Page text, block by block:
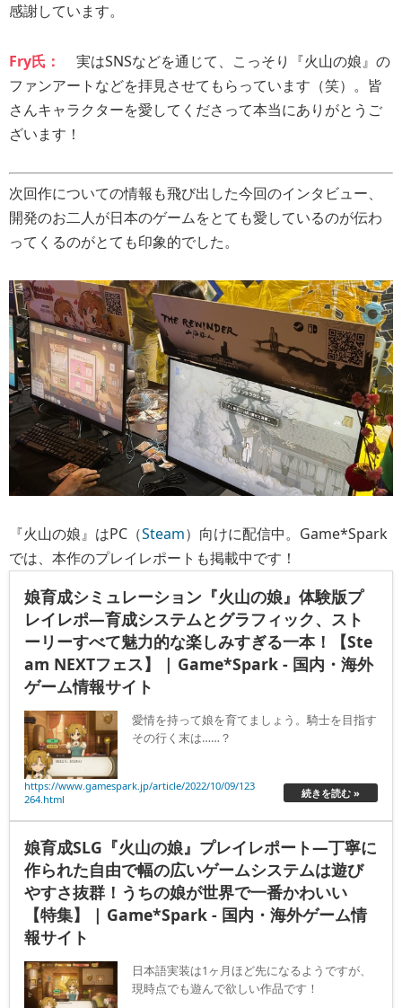
感謝しています。
Fry氏：
実はSNSなどを通じて、こっそり『火山の娘』の
ファンアートなどを拝見させてもらっています（笑）。皆
さんキャラクターを愛してくださって本当にありがとうご
ざいます！
次回作についての情報も飛び出した今回のインタビュー、
開発のお二人が日本のゲームをとても愛しているのが伝わ
ってくるのがとても印象的でした。
『火山の娘』はPC（Steam）向けに配信中。Game*Spark
では、本作のプレイレポートも掲載中です！
娘育成シミュレーション『火山の娘』体験版プ
レイレポ―育成システムとグラフィック、スト
ーリーすべて魅力的な楽しみすぎる一本！【Ste
am NEXTフェス】 | Game*Spark - 国内・海外
ゲーム情報サイト
愛情を持って娘を育てましょう。騎士を目指す
その行く末は……？
https://www.gamespark.jp/article/2022/10/09/123
264.html
続きを読む »
娘育成SLG『火山の娘』プレイレポート―丁寧に
作られた自由で幅の広いゲームシステムは遊び
やすさ抜群！うちの娘が世界で一番かわいい
【特集】 | Game*Spark - 国内・海外ゲーム情
報サイト
日本語実装は1ヶ月ほど先になるようですが、
現時点でも遊んで欲しい作品です！